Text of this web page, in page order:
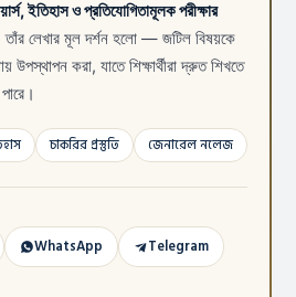
ইতিহাস ও প্রতিযোগিতামূলক পরীক্ষার
লেখার মূল দর্শন হলো — জটিল বিষয়কে
উপস্থাপন করা, যাতে শিক্ষার্থীরা দ্রুত শিখতে
চাকরির প্রস্তুতি জেনারেল নলেজ
WhatsApp
Telegram